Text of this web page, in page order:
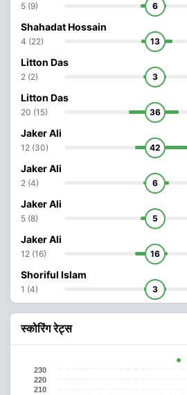
5 (9) 6
Shahadat Hossain
4 (22) 13
Litton Das
2 (2) 3
Litton Das
20 (15) 36
Jaker Ali
12 (30) 42
Jaker Ali
2 (4) 6
Jaker Ali
5 (8) 5
Jaker Ali
12 (16) 16
Shoriful Islam
1 (4) 3
स्कोरिंग रेट्स
210
220
230